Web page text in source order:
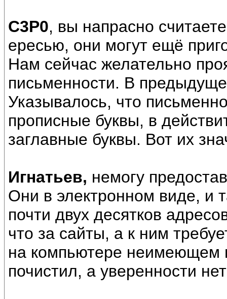
С3Р0, вы напрасно
ересью, они могут ещё
Нам сейчас желательно
письменности. В
Указывалось, что
прописные буквы, в
заглавные буквы. Вот их
Игнатьев, немогу
Они в электронном виде, и
почти двух десятков
что за сайты, а к ним
на компьютере неимеющем
почистил, а уверенности